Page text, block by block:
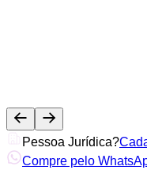
Pessoa Jurídica?
Compre pelo